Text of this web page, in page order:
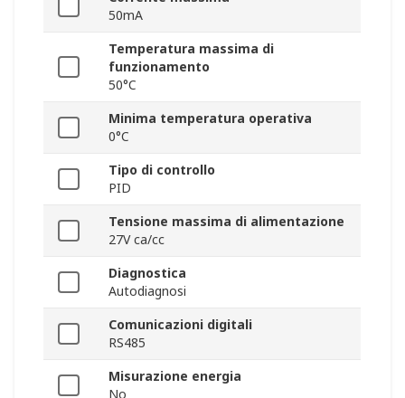
50mA
Temperatura massima di
funzionamento
50°C
Minima temperatura operativa
0°C
Tipo di controllo
PID
Tensione massima di alimentazione
27V ca/cc
Diagnostica
Autodiagnosi
Comunicazioni digitali
RS485
Misurazione energia
No